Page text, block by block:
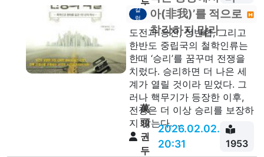
두
안
칼
럼
아(非我)’를 적으로
착각하지 말라
도전과 응전, 정반합, 그리고
한반도 중립국의 철학인류는
한때 ‘승리’를 꿈꾸며 전쟁을
치렀다. 승리하면 더 나은 세
계가 열릴 것이라 믿었다. 그
러나 핵무기가 등장한 이후,
전쟁은 더 이상 승리를 보장하
지 않는다. ...
萬
頭
권
두
2026.02.02.
20:31
1953